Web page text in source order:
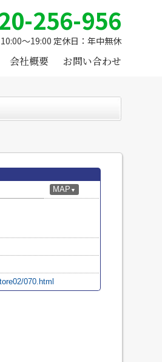
256-956
～19:00 定休日：年中無休
会社概要 お問い合わせ
MAP ▼
070.html